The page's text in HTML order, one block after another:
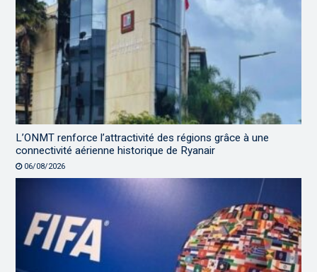
L’ONMT renforce l’attractivité des régions grâce à une
connectivité aérienne historique de Ryanair
06/08/2026